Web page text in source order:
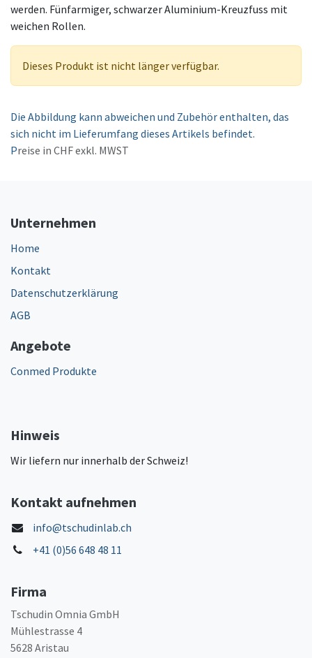
werden. Fünfarmiger, schwarzer Aluminium-Kreuzfuss mit
weichen Rollen.
Dieses Produkt ist nicht länger verfügbar.
Die Abbildung kann abweichen und Zubehör enthalten, das
sich nicht im Lieferumfang dieses Artikels befindet.
Preise in CHF exkl. MWST
Unternehmen
Home
Kontakt
Datenschutzerklärung
AGB
Angebote
Conmed Produkte
Hinweis
Wir liefern nur innerhalb der Schweiz!
Kontakt aufnehmen
info@tschudinlab.ch
+41 (0)56 648 48 11
Firma
Tschudin Omnia GmbH
Mühlestrasse 4
5628 Aristau